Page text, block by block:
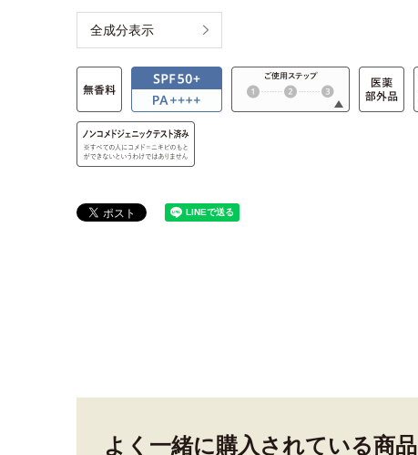
全成分表示
よく一緒に購入されている商品